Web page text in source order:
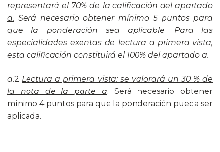
representará el 70% de la calificación del apartado
a. Será necesario obtener mínimo 5 puntos para
que la ponderación sea aplicable. Para las
especialidades exentas de lectura a primera vista,
esta calificación constituirá el 100% del apartado a.
a.2 Lectura a primera vista: se valorará un 30 % de
la nota de la parte a. Será necesario obtener
mínimo 4 puntos para que la ponderación pueda ser
aplicada.